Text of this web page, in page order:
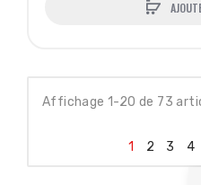
Affichage 1-20 de 73
1 2 3 4